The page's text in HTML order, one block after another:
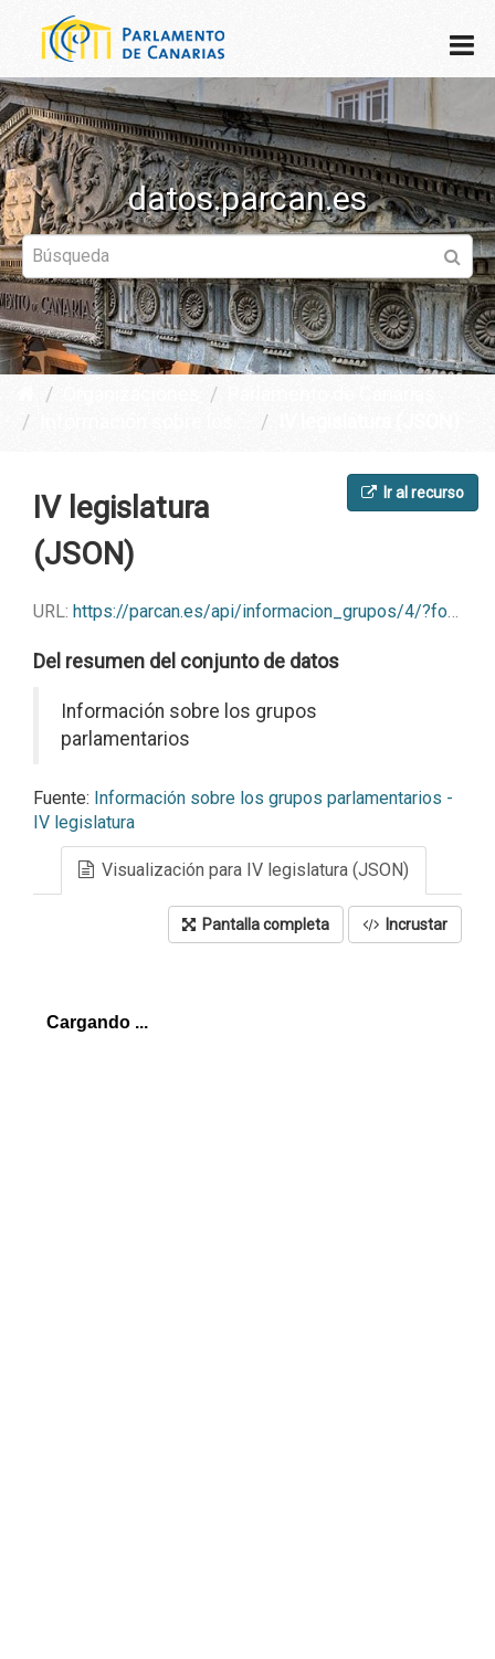
datos.parcan.es
Ir al recurso
IV legislatura
(JSON)
URL: https://parcan.es/api/informacion_grupos/4/?format=json
Del resumen del conjunto de datos
Información sobre los grupos
parlamentarios
Fuente: Información sobre los grupos parlamentarios -
IV legislatura
Visualización para IV legislatura (JSON)
Pantalla completa Incrustar